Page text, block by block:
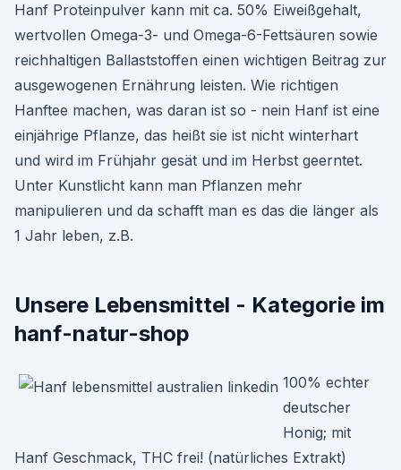
Hanf Proteinpulver kann mit ca. 50% Eiweißgehalt,
wertvollen Omega-3- und Omega-6-Fettsäuren sowie
reichhaltigen Ballaststoffen einen wichtigen Beitrag zur
ausgewogenen Ernährung leisten. Wie richtigen
Hanftee machen, was daran ist so - nein Hanf ist eine
einjährige Pflanze, das heißt sie ist nicht winterhart
und wird im Frühjahr gesät und im Herbst geerntet.
Unter Kunstlicht kann man Pflanzen mehr
manipulieren und da schafft man es das die länger als
1 Jahr leben, z.B.
Unsere Lebensmittel - Kategorie im
hanf-natur-shop
100% echter
deutscher
Honig; mit
Hanf Geschmack, THC frei! (natürliches Extrakt)